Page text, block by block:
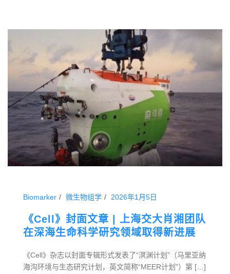
Biomarker 微生物组学 2026年1月5日
《Cell》封面文章 | 上海交大肖湘团队
在深海生命科学研究领域取得新进展
《Cell》杂志以封面专辑形式发表了“溟渊计划”（马里亚纳
海沟环境与生态研究计划，英文简称“MEER计划”）第 […]